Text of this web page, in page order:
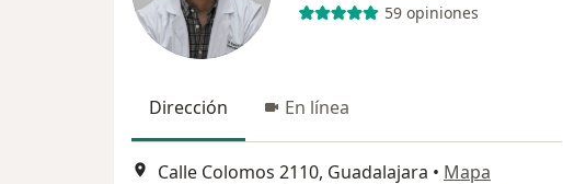
59 opiniones
Dirección En línea
Calle Colomos 2110, Guadalajara • Mapa